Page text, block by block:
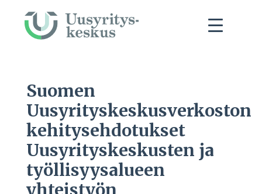
Suomen
Uusyrityskeskusverkoston
kehitysehdotukset
Uusyrityskeskusten ja
työllisyysalueen
yhteistyön